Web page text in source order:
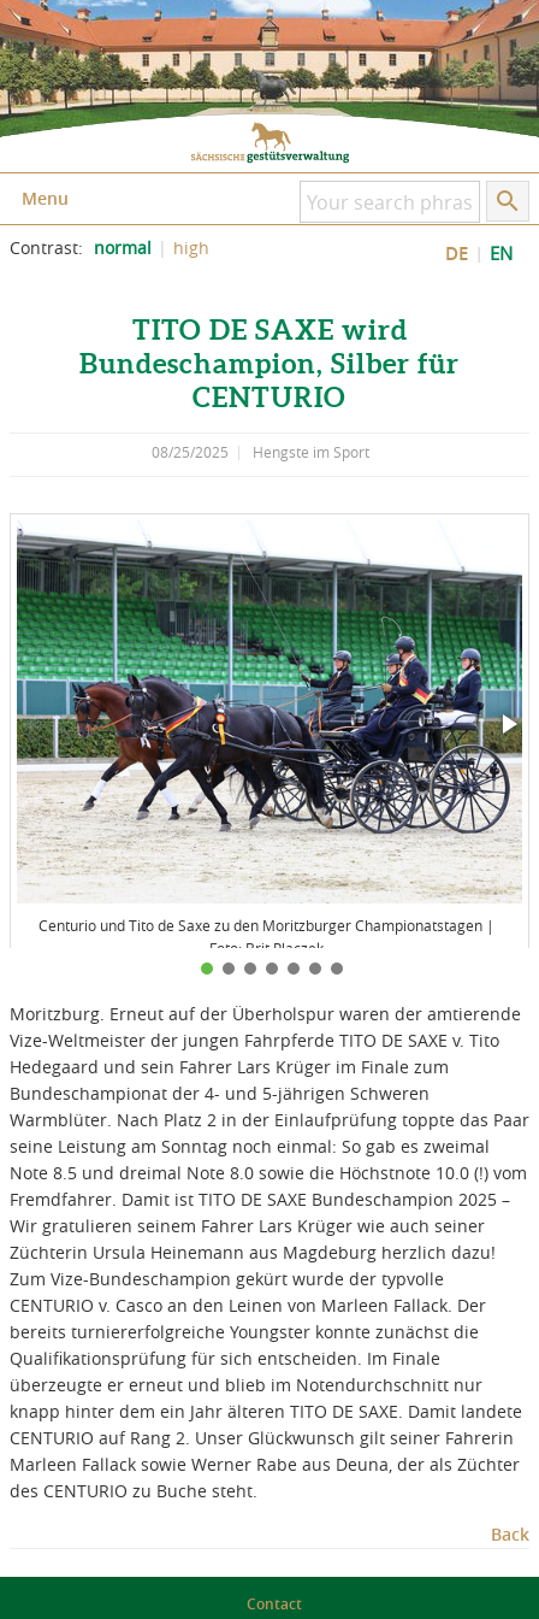
Skip to content
Skip to the page footer
Menu
Contrast: normal high EN
DE
TITO DE SAXE wird
Bundeschampion, Silber für
CENTURIO
08/25/2025 Hengste im Sport
Centurio und Tito de Saxe zu den Moritzburger Championatstagen |
Foto: Brit Placzek
Moritzburg. Erneut auf der Überholspur waren der amtierende
Vize-Weltmeister der jungen Fahrpferde TITO DE SAXE v. Tito
Hedegaard und sein Fahrer Lars Krüger im Finale zum
Bundeschampionat der 4- und 5-jährigen Schweren
Warmblüter. Nach Platz 2 in der Einlaufprüfung toppte das Paar
seine Leistung am Sonntag noch einmal: So gab es zweimal
Note 8.5 und dreimal Note 8.0 sowie die Höchstnote 10.0 (!) vom
Fremdfahrer. Damit ist TITO DE SAXE Bundeschampion 2025 –
Wir gratulieren seinem Fahrer Lars Krüger wie auch seiner
Züchterin Ursula Heinemann aus Magdeburg herzlich dazu!
Zum Vize-Bundeschampion gekürt wurde der typvolle
CENTURIO v. Casco an den Leinen von Marleen Fallack. Der
bereits turniererfolgreiche Youngster konnte zunächst die
Qualifikationsprüfung für sich entscheiden. Im Finale
überzeugte er erneut und blieb im Notendurchschnitt nur
knapp hinter dem ein Jahr älteren TITO DE SAXE. Damit landete
CENTURIO auf Rang 2. Unser Glückwunsch gilt seiner Fahrerin
Marleen Fallack sowie Werner Rabe aus Deuna, der als Züchter
des CENTURIO zu Buche steht.
Back
Contact